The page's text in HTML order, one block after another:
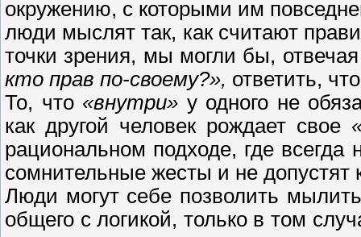
окружению, с которыми им
люди мыслят так, как считают
точки зрения, мы могли бы,
кто прав по-своему?», ответить,
То, что «внутри» у одного не
как другой человек рождает свое
рациональном подходе, где
сомнительные жесты и не допустят
Люди могут себе позволить
общего с логикой, только в том